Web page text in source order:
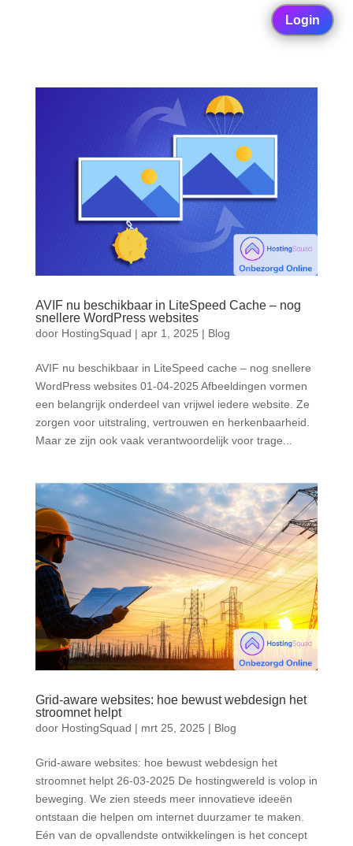
Login
AVIF nu beschikbaar in LiteSpeed Cache – nog
snellere WordPress websites
door HostingSquad | apr 1, 2025 | Blog
AVIF nu beschikbaar in LiteSpeed cache – nog snellere
WordPress websites 01-04-2025 Afbeeldingen vormen
een belangrijk onderdeel van vrijwel iedere website. Ze
zorgen voor uitstraling, vertrouwen en herkenbaarheid.
Maar ze zijn ook vaak verantwoordelijk voor trage...
Grid-aware websites: hoe bewust webdesign het
stroomnet helpt
door HostingSquad | mrt 25, 2025 | Blog
Grid-aware websites: hoe bewust webdesign het
stroomnet helpt 26-03-2025 De hostingwereld is volop in
beweging. We zien steeds meer innovatieve ideeën
ontstaan die helpen om internet duurzamer te maken.
Eén van de opvallendste ontwikkelingen is het concept